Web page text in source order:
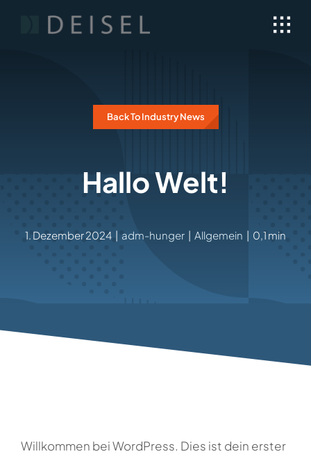
Back To Industry News
Hallo Welt!
1. Dezember 2024 | adm-hunger | Allgemein | 0,1 min
Willkommen bei WordPress. Dies ist dein erster